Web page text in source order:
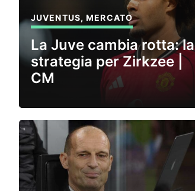
JUVENTUS,MERCATO
La Juve cambia rotta: la
strategia per Zirkzee |
CM